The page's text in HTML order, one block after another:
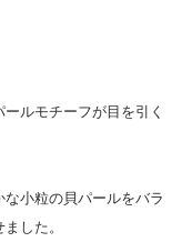
ルモチーフが目を引く
小粒の貝パールをバラ
した。